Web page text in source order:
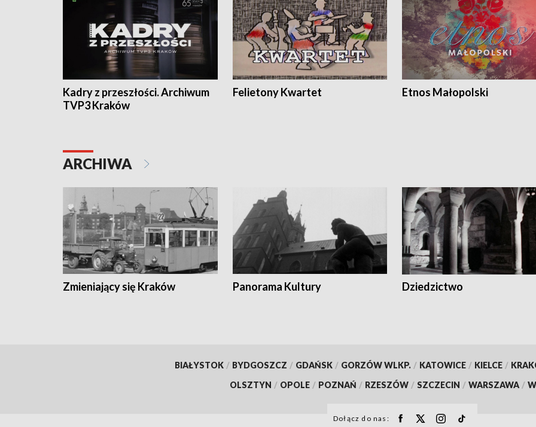
Kadry z przeszłości. Archiwum
TVP3 Kraków
Felietony Kwartet Etnos Małopolski
ARCHIWA
Zmieniający się Kraków Panorama Kultury Dziedzictwo
BIAŁYSTOK / BYDGOSZCZ / GDAŃSK / GORZÓW WLKP. / KATOWICE / KIELCE /
OLSZTYN / OPOLE / POZNAŃ / RZESZÓW / SZCZECIN / WARSZAWA /
Dołącz do nas: